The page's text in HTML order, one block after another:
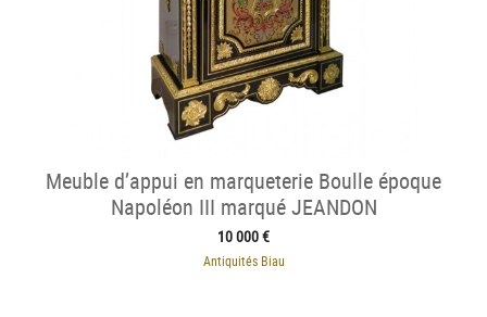
Meuble d’appui en marqueterie Boulle époque
Napoléon III marqué JEANDON
10 000 €
Antiquités Biau